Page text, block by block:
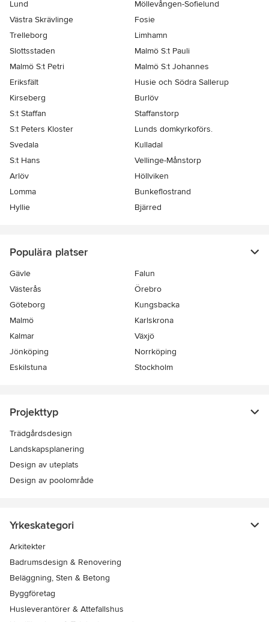
Lund
Möllevången-Sofielund
Västra Skrävlinge
Fosie
Trelleborg
Limhamn
Slottsstaden
Malmö S:t Pauli
Malmö S:t Petri
Malmö S:t Johannes
Eriksfält
Husie och Södra Sallerup
Kirseberg
Burlöv
S:t Staffan
Staffanstorp
S:t Peters Kloster
Lunds domkyrkoförs.
Svedala
Kulladal
S:t Hans
Vellinge-Månstorp
Arlöv
Höllviken
Lomma
Bunkeflostrand
Hyllie
Bjärred
Populära platser
Gävle
Falun
Västerås
Örebro
Göteborg
Kungsbacka
Malmö
Karlskrona
Kalmar
Växjö
Jönköping
Norrköping
Eskilstuna
Stockholm
Projekttyp
Trädgårdsdesign
Landskapsplanering
Design av uteplats
Design av poolområde
Yrkeskategori
Arkitekter
Badrumsdesign & Renovering
Beläggning, Sten & Betong
Byggföretag
Husleverantörer & Attefallshus